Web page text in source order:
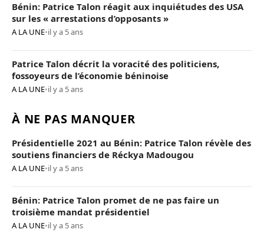
Bénin: Patrice Talon réagit aux inquiétudes des USA
sur les « arrestations d’opposants »
A LA UNE•il y a 5 ans
Patrice Talon décrit la voracité des politiciens,
fossoyeurs de l’économie béninoise
A LA UNE•il y a 5 ans
À NE PAS MANQUER
Présidentielle 2021 au Bénin: Patrice Talon révèle des
soutiens financiers de Réckya Madougou
A LA UNE•il y a 5 ans
Bénin: Patrice Talon promet de ne pas faire un
troisième mandat présidentiel
A LA UNE•il y a 5 ans